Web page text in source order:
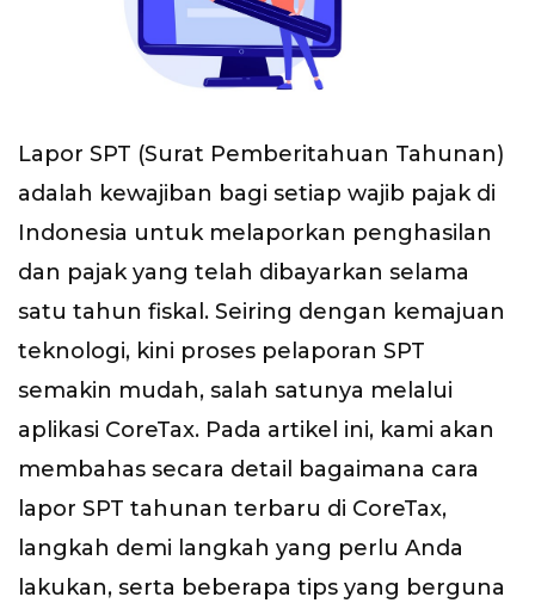
Lapor SPT (Surat Pemberitahuan Tahunan)
adalah kewajiban bagi setiap wajib pajak di
Indonesia untuk melaporkan penghasilan
dan pajak yang telah dibayarkan selama
satu tahun fiskal. Seiring dengan kemajuan
teknologi, kini proses pelaporan SPT
semakin mudah, salah satunya melalui
aplikasi CoreTax. Pada artikel ini, kami akan
membahas secara detail bagaimana cara
lapor SPT tahunan terbaru di CoreTax,
langkah demi langkah yang perlu Anda
lakukan, serta beberapa tips yang berguna